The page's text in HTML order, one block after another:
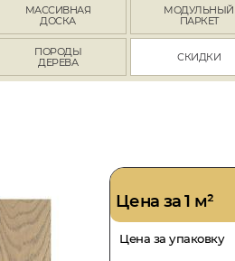
МАССИВНАЯ
ДОСКА
МОДУЛЬНЫЙ
ПАРКЕТ
ПОРОДЫ
ДЕРЕВА
СКИДКИ
Цена за 1 м²
Цена за упаковку